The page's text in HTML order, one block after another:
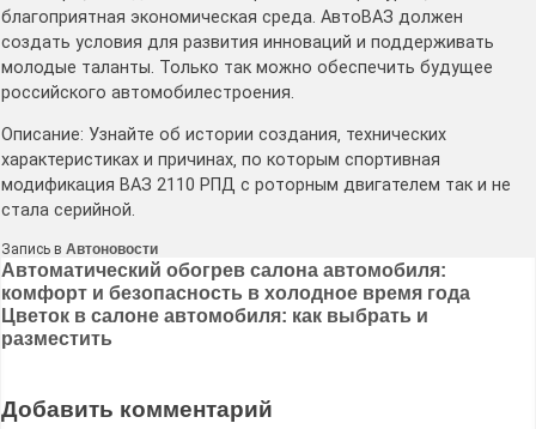
благоприятная экономическая среда․ АвтоВАЗ должен
создать условия для развития инноваций и поддерживать
молодые таланты․ Только так можно обеспечить будущее
российского автомобилестроения․
Описание: Узнайте об истории создания‚ технических
характеристиках и причинах‚ по которым спортивная
модификация ВАЗ 2110 РПД с роторным двигателем так и не
стала серийной․
Запись в Автоновости
Навигация
по
записям
Автоматический обогрев салона автомобиля:
комфорт и безопасность в холодное время года
Цветок в салоне автомобиля: как выбрать и
разместить
Добавить комментарий